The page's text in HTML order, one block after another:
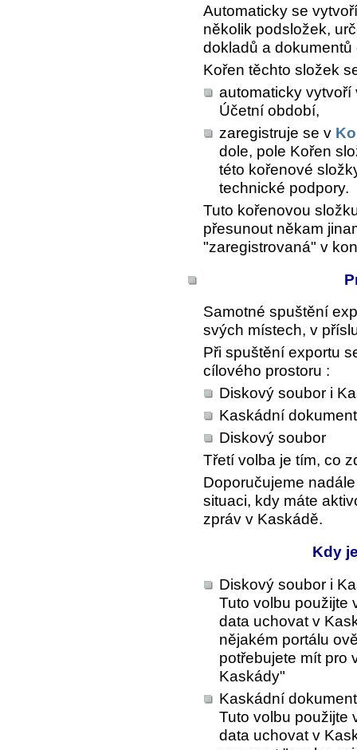
Automaticky se
několik podsložek,
dokladů a dokumentů
Kořen těchto složek
automaticky
Účetní období,
zaregistruje se v
dole, pole Kořen
této kořenové
technické podpory.
Tuto kořenovou
přesunout někam
"zaregistrovaná" v
Samotné spuštění
svých místech, v
Při spuštění exportu
cílového prostoru :
Diskový soubor i
Kaskádní dokument
Diskový soubor
Třetí volba je tím, co
Doporučujeme
situaci, kdy máte
zpráv v Kaskádě.
Kdy
Diskový soubor i
Tuto volbu použijte
data uchovat v
nějakém portálu
potřebujete mít pro
Kaskády"
Kaskádní dokument
Tuto volbu použijte
data uchovat v